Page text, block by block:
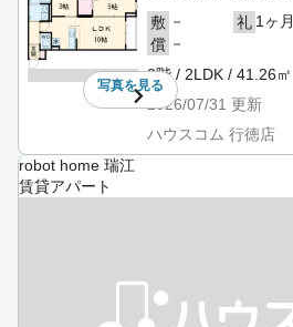
写真を見る
敷 － 礼 1ヶ月
償 －
3階 / 2LDK / 41.26㎡
2026/07/31 更新
ハウスコム 行徳店
robot home 瑞江
賃貸アパート